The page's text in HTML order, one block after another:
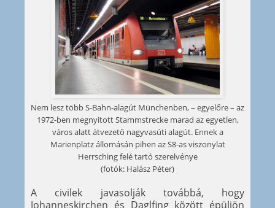
Nem lesz több S-Bahn-alagút Münchenben, – egyelőre – az
1972-ben megnyitott Stammstrecke marad az egyetlen,
város alatt átvezető nagyvasúti alagút. Ennek a
Marienplatz állomásán pihen az S8-as viszonylat
Herrsching felé tartó szerelvénye
(fotók: Halász Péter)
A civilek javasolják továbbá, hogy
Johanneskirchen és Daglfing között épüljön